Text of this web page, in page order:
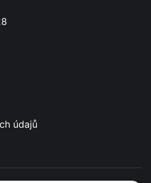
údajů